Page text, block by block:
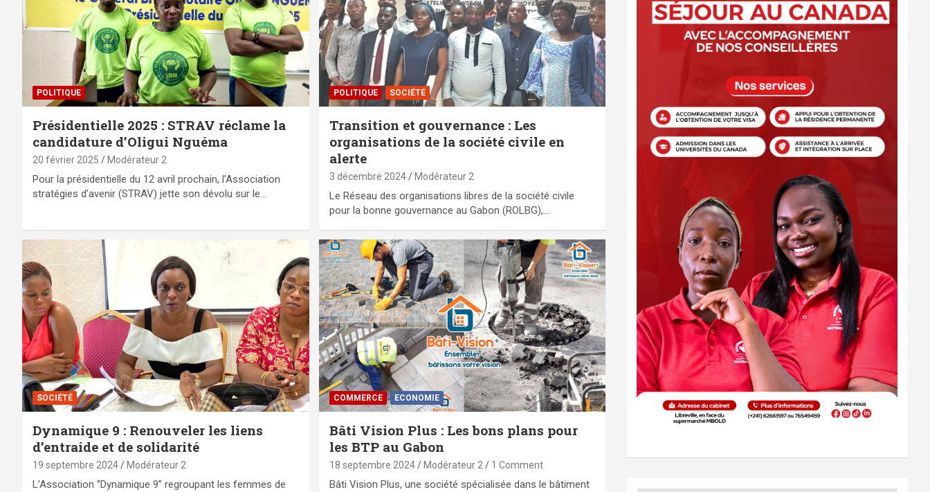
POLITIQUE
Présidentielle 2025 : STRAV réclame la
candidature d’Oligui Nguéma
20 février 2025 Modérateur 2
Pour la présidentielle du 12 avril prochain, l’Association
stratégies d’avenir (STRAV) jette son dévolu sur le…
POLITIQUE SOCIÉTÉ
Transition et gouvernance : Les
organisations de la société civile en
alerte
3 décembre 2024 Modérateur 2
Le Réseau des organisations libres de la société civile
pour la bonne gouvernance au Gabon (ROLBG),…
SOCIÉTÉ
Dynamique 9 : Renouveler les liens
d’entraide et de solidarité
19 septembre 2024 Modérateur 2
L’Association ‘’Dynamique 9’’ regroupant les femmes de
COMMERCE ECONOMIE
Bâti Vision Plus : Les bons plans pour
les BTP au Gabon
18 septembre 2024 Modérateur 2 1 Comment
Bâti Vision Plus, une société spécialisée dans le bâtiment